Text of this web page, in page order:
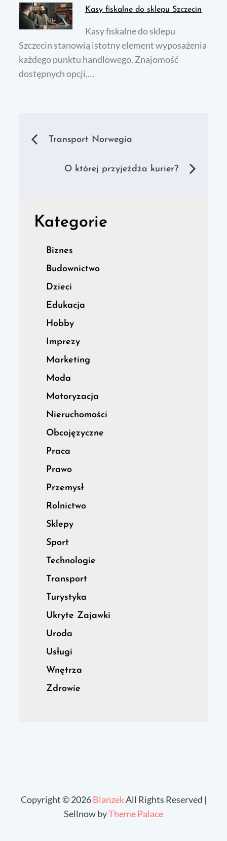
Kasy fiskalne do sklepu Szczecin
Kasy fiskalne do sklepu
Szczecin stanowią istotny element wyposażenia
każdego punktu handlowego. Znajomość
dostępnych opcji,…
Nawigacja
wpisu
Transport Norwegia
O której przyjeżdża kurier?
Kategorie
Biznes
Budownictwo
Dzieci
Edukacja
Hobby
Imprezy
Marketing
Moda
Motoryzacja
Nieruchomości
Obcojęzyczne
Praca
Prawo
Przemysł
Rolnictwo
Sklepy
Sport
Technologie
Transport
Turystyka
Ukryte Zajawki
Uroda
Usługi
Wnętrza
Zdrowie
Copyright © 2026BlanzekAll Rights Reserved |
Sellnow byTheme Palace